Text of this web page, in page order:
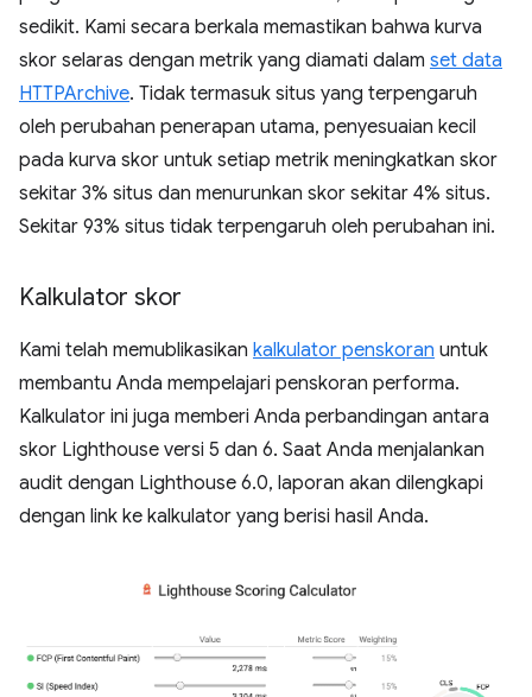
sedikit. Kami secara berkala memastikan bahwa kurva
skor selaras dengan metrik yang diamati dalam set data
HTTPArchive. Tidak termasuk situs yang terpengaruh
oleh perubahan penerapan utama, penyesuaian kecil
pada kurva skor untuk setiap metrik meningkatkan skor
sekitar 3% situs dan menurunkan skor sekitar 4% situs.
Sekitar 93% situs tidak terpengaruh oleh perubahan ini.
Kalkulator skor
Kami telah memublikasikan kalkulator penskoran untuk
membantu Anda mempelajari penskoran performa.
Kalkulator ini juga memberi Anda perbandingan antara
skor Lighthouse versi 5 dan 6. Saat Anda menjalankan
audit dengan Lighthouse 6.0, laporan akan dilengkapi
dengan link ke kalkulator yang berisi hasil Anda.